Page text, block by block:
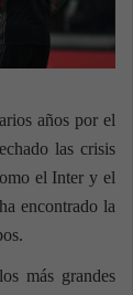
años por el
las crisis
el Inter y el
encontrado la
más grandes